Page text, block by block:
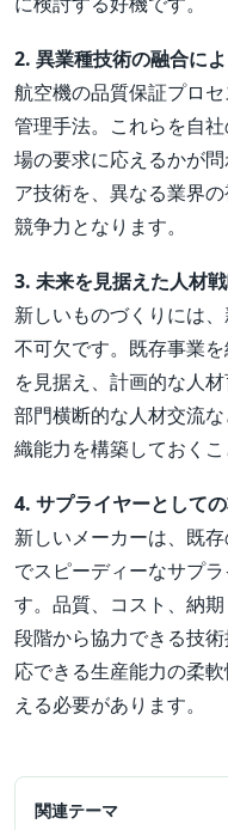
2. 異業種技術の融合に
航空機の品質保証プロ
管理手法。これらを自
場の要求に応えるかが
ア技術を、異なる業界
競争力となります。
3. 未来を見据えた人材
新しいものづくりには
不可欠です。既存事業
を見据え、計画的な人
部門横断的な人材交流
織能力を構築しておくこ
4. サプライヤーとしての
新しいメーカーは、既
でスピーディーなサプ
す。品質、コスト、納
段階から協力できる技
応できる生産能力の柔
える必要があります。
関連テーマ